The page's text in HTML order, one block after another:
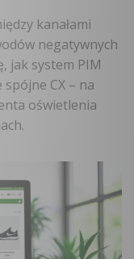
kanałami
negatywnych
jak system PIM
CX – na
oświetlenia